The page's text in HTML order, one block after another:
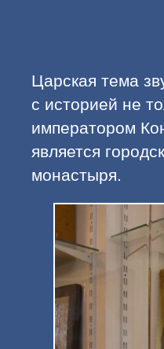
Царская тема
с историей не
императором
является
монастыря.